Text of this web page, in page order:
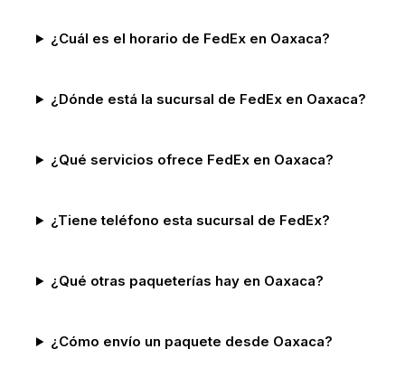
¿Cuál es el horario de FedEx en Oaxaca?
¿Dónde está la sucursal de FedEx en Oaxaca?
¿Qué servicios ofrece FedEx en Oaxaca?
¿Tiene teléfono esta sucursal de FedEx?
¿Qué otras paqueterías hay en Oaxaca?
¿Cómo envío un paquete desde Oaxaca?